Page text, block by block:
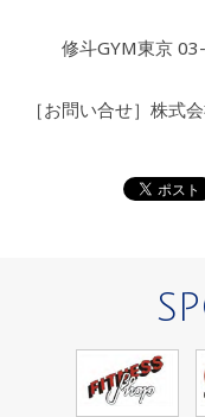
修斗GYM東京
［お問い合せ］株式